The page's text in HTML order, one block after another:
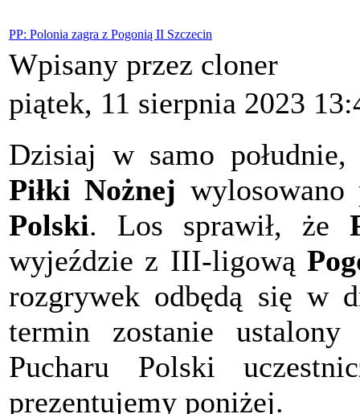
PP: Polonia zagra z Pogonią II Szczecin
Wpisany przez cloner
piątek, 11 sierpnia 2023
Dzisiaj w samo
Piłki Nożnej
Polski. Los sprawił, że
wyjeździe z III-ligową
rozgrywek odbędą się w
termin zostanie
Pucharu Polski
prezentujemy poniżej.